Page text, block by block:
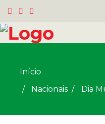
Início
Nacionais / Dia